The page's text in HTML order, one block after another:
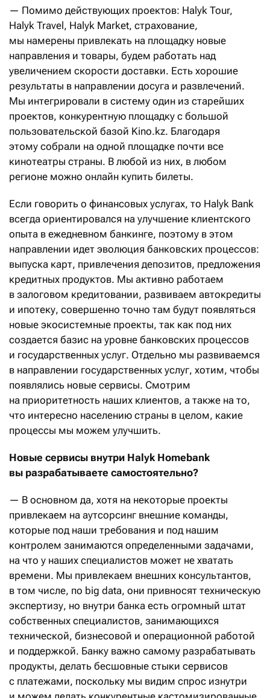
— Помимо действующих проектов: Halyk Tour,
Halyk Travel, Halyk Market, страхование,
мы намерены привлекать на площадку новые
направления и товары, будем работать над
увеличением скорости доставки. Есть хорошие
результаты в направлении досуга и развлечений.
Мы интегрировали в систему один из старейших
проектов, конкурентную площадку с большой
пользовательской базой Kino.kz. Благодаря
этому собрали на одной площадке почти все
кинотеатры страны. В любой из них, в любом
регионе можно онлайн купить билеты.
Если говорить о финансовых услугах, то Halyk Bank
всегда ориентировался на улучшение клиентского
опыта в ежедневном банкинге, поэтому в этом
направлении идет эволюция банковских процессов:
выпуска карт, привлечения депозитов, предложения
кредитных продуктов. Мы активно работаем
в залоговом кредитовании, развиваем автокредиты
и ипотеку, совершенно точно там будут появляться
новые экосистемные проекты, так как под них
создается базис на уровне банковских процессов
и государственных услуг. Отдельно мы развиваемся
в направлении государственных услуг, хотим, чтобы
появлялись новые сервисы. Смотрим
на приоритетность наших клиентов, а также на то,
что интересно населению страны в целом, какие
процессы мы можем улучшить.
Новые сервисы внутри Halyk Homebank
вы разрабатываете самостоятельно?
— В основном да, хотя на некоторые проекты
привлекаем на аутсорсинг внешние команды,
которые под наши требования и под нашим
контролем занимаются определенными задачами,
на что у наших специалистов может не хватать
времени. Мы привлекаем внешних консультантов,
в том числе, по big data, они привносят техническую
экспертизу, но внутри банка есть огромный штат
собственных специалистов, занимающихся
технической, бизнесовой и операционной работой
и поддержкой. Банку важно самому разрабатывать
продукты, делать бесшовные стыки сервисов
с платежами, поскольку мы видим спрос изнутри